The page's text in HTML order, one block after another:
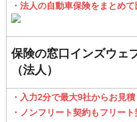
・法人の自動車保険をまとめ
保険の窓口インズウェ
（法人）
・入力2分で最大9社からお見積
・ノンフリート契約もフリー